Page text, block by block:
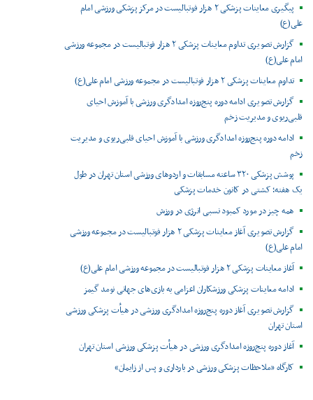
پیگیری معاینات پزشکی ۲ هزار فوتبالیست در مرکز پزشکی ورزشی امام
علی(ع)
گزارش تصویری تداوم معاینات پزشکی ۲ هزار فوتبالیست در مجموعه ورزشی
امام علی(ع)
تداوم معاینات پزشکی ۲ هزار فوتبالیست در مجموعه ورزشی امام علی(ع)
گزارش تصویری ادامه دوره پنج‌روزه امدادگری ورزشی با آموزش احیای
قلبی‌ریوی و مدیریت زخم
ادامه دوره پنج‌روزه امدادگری ورزشی با آموزش احیای قلبی‌ریوی و مدیریت
زخم
پوشش پزشکی ۳۲۰ ساعته مسابقات و اردوهای ورزشی استان تهران در طول
یک هفته؛ کشتی در کانون خدمات پزشکی
همه چیز در مورد کمبود نسبی انرژی در ورزش
گزارش تصویری آغاز معاینات پزشکی ۲ هزار فوتبالیست در مجموعه ورزشی
امام علی(ع)
آغاز معاینات پزشکی ۲ هزار فوتبالیست در مجموعه ورزشی امام علی(ع)
ادامه معاینات پزشکی ورزشکاران اعزامی به بازی‌های جهانی نومد گیمز
گزارش تصویری آغاز دوره پنج‌روزه امدادگری ورزشی در هیأت پزشکی ورزشی
استان تهران
آغاز دوره پنج‌روزه امدادگری ورزشی در هیأت پزشکی ورزشی استان تهران
کارگاه «ملاحظات پزشکی ورزشی در بارداری و پس از زایمان»